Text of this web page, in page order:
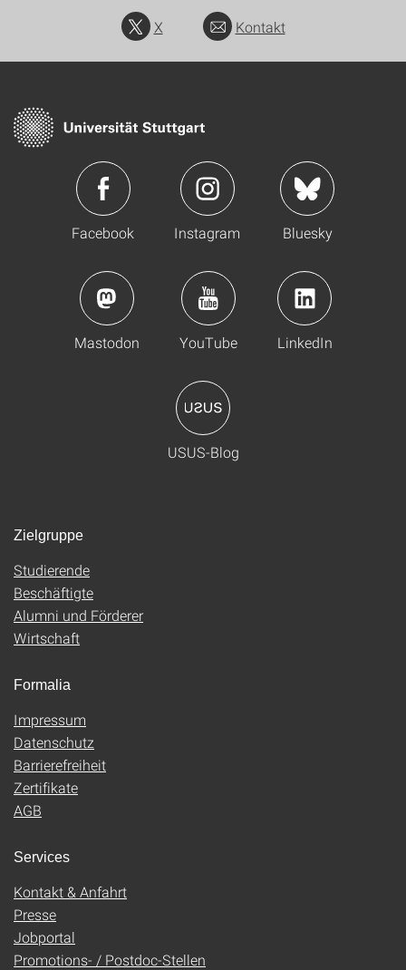
X Kontakt
Facebook Instagram Bluesky
Mastodon YouTube LinkedIn
USUS-Blog
Zielgruppe
Studierende
Beschäftigte
Alumni und Förderer
Wirtschaft
Formalia
Impressum
Datenschutz
Barrierefreiheit
Zertifikate
AGB
Services
Kontakt & Anfahrt
Presse
Jobportal
Promotions- / Postdoc-Stellen